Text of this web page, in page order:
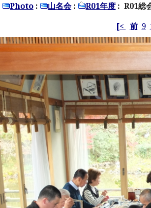
Photo : 山名会: R01年度 : R01総
[< 前 9